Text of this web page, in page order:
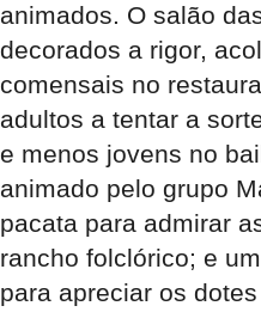
animados. O salão
decorados a rigor,
comensais no
adultos a tentar a
e menos jovens no
animado pelo grupo
pacata para admirar
rancho folclórico; e
para apreciar os